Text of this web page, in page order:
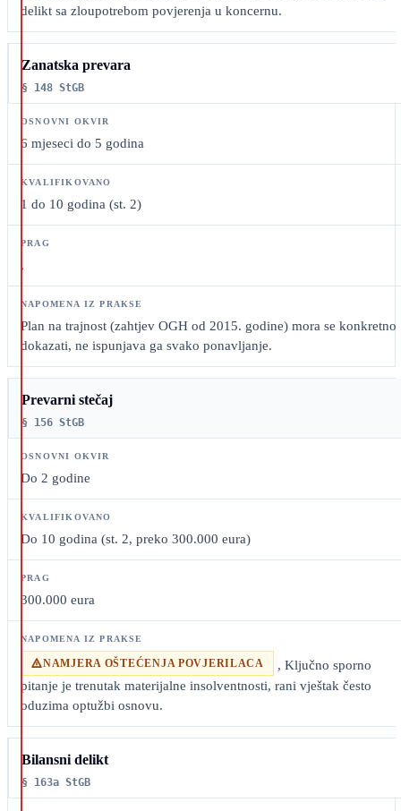
delikt sa zloupotrebom povjerenja u koncernu.
Zanatska prevara
§ 148 StGB
6 mjeseci do 5 godina
1 do 10 godina (st. 2)
,
Plan na trajnost (zahtjev OGH od 2015. godine) mora se konkretno
dokazati, ne ispunjava ga svako ponavljanje.
Prevarni stečaj
§ 156 StGB
Do 2 godine
Do 10 godina (st. 2, preko 300.000 eura)
300.000 eura
NAMJERA OŠTEĆENJA POVJERILACA
, Ključno sporno
pitanje je trenutak materijalne insolventnosti, rani vještak često
oduzima optužbi osnovu.
Bilansni delikt
§ 163a StGB